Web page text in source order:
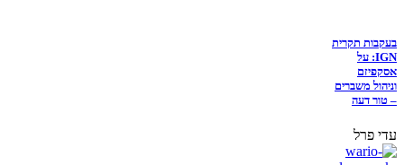
בעקבות תקרית
IGN: על
אסקפיזם
וניהול משברים
– טור דעה
עדי פרל